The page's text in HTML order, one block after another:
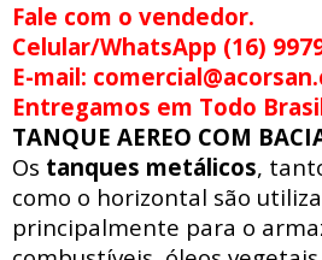
Fale com o vendedor.
Celular/WhatsApp (16)
E-mail:
Entregamos em Todo
TANQUE AEREO COM
Os tanques metálicos,
como o horizontal são
principalmente para o